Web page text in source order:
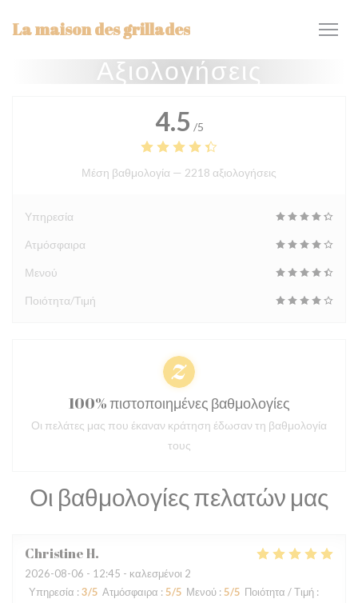
La maison des grillades
Αξιολογήσεις
Οι βαθμολογίες πελατών μας
ChristineH
2026-08-06 - 12:45 - καλεσμένοι 2
Υπηρεσία : 3/5 Ατμόσφαιρα : 5/5 Μενού : 5/5 Ποιότητα / Τιμή :
4.5 /5
Μέση βαθμολογία — 2218 αξιολογήσεις
Υπηρεσία
Ατμόσφαιρα
Μενού
Ποιότητα/Τιμή
100% πιστοποιημένες βαθμολογίες
Οι πελάτες μας που έκαναν κράτηση έδωσαν τη βαθμολογία
τους